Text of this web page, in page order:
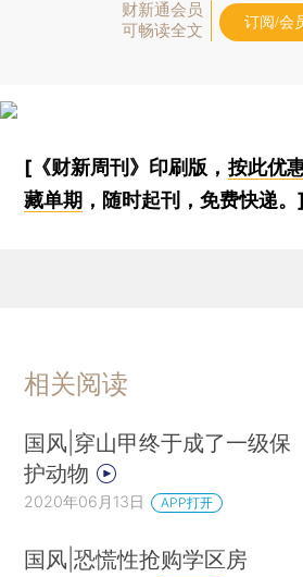
财新通会员
可畅读全文
订阅/会
[《财新周刊》印刷版， 按此优
藏单期 ，随时起刊，免费快递。]
相关阅读
国风|穿山甲终于成了一级保
护动物
2020年06月13日 APP打开
国风|恐慌性抢购学区房